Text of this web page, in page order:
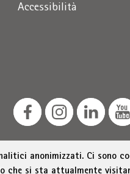
Accessibilità
anonimizzati. Ci sono
che si sta attualmente